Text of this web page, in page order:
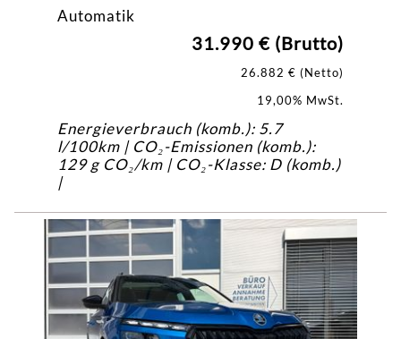
Automatik
31.990 € (Brutto)
26.882 € (Netto)
19,00% MwSt.
Energieverbrauch (komb.): 5.7
l/100km | CO₂-Emissionen (komb.):
129 g CO₂/km | CO₂-Klasse: D (komb.)
|